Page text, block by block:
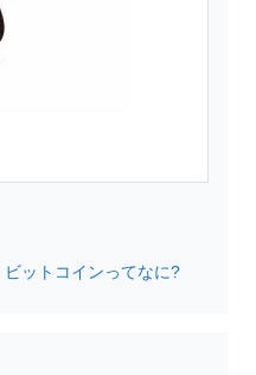
ビットコインってなに?